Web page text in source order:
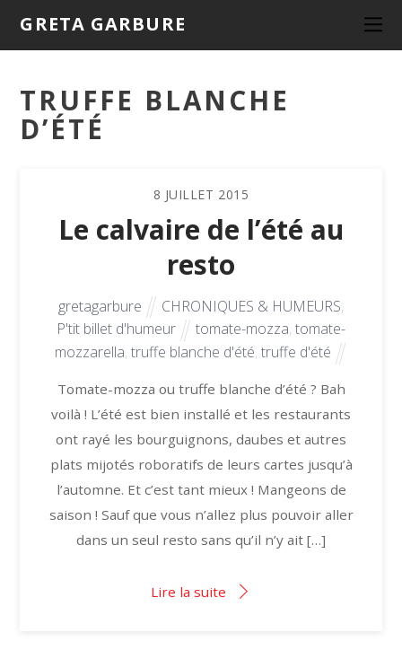
GRETA GARBURE
TRUFFE BLANCHE
D’ÉTÉ
8 JUILLET 2015
Le calvaire de l’été au
resto
gretagarbure CHRONIQUES & HUMEURS,
P'tit billet d'humeur
tomate-mozza,tomate-
mozzarella, truffe blanche d'été, truffe d'été
Tomate-mozza ou truffe blanche d’été ? Bah
voilà ! L’été est bien installé et les restaurants
ont rayé les bourguignons, daubes et autres
plats mijotés roboratifs de leurs cartes jusqu’à
l’automne. Et c’est tant mieux ! Mangeons de
saison ! Sauf que vous n’allez plus pouvoir aller
dans un seul resto sans qu’il n’y ait […]
Lire la suite